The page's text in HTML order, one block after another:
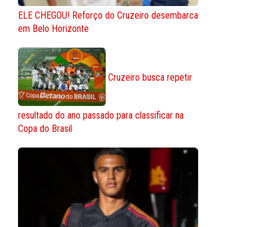
ELE CHEGOU! Reforço do Cruzeiro desembarca
em Belo Horizonte
Cruzeiro busca repetir
resultado do ano passado para classificar na
Copa do Brasil